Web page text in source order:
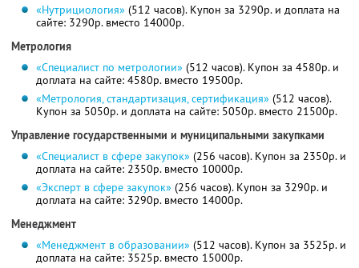
«Нутрициология» (512 часов). Купон за 3290р. и доплата на
сайте: 3290р. вместо 14000р.
Метрология
«Специалист по метрологии» (512 часов). Купон за 4580р. и
доплата на сайте: 4580р. вместо 19500р.
«Метрология, стандартизация, сертификация» (512 часов).
Купон за 5050р. и доплата на сайте: 5050р. вместо 21500р.
Управление государственными и муниципальными закупками
«Специалист в сфере закупок» (256 часов). Купон за 2350р. и
доплата на сайте: 2350р. вместо 10000р.
«Эксперт в сфере закупок» (256 часов). Купон за 3290р. и
доплата на сайте: 3290р. вместо 14000р.
Менеджмент
«Менеджмент в образовании» (512 часов). Купон за 3525р. и
доплата на сайте: 3525р. вместо 15000р.